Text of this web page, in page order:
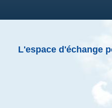
L'espace d'échange